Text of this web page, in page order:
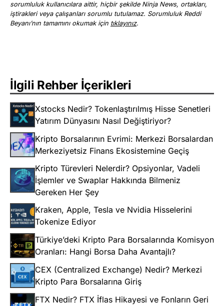
sorumluluk kullanıcılara aittir, hiçbir şekilde Ninja News, ortakları,
iştirakleri veya çalışanları sorumlu tutulamaz. Sorumluluk Reddi
Beyanı’nın tamamını okumak için tıklayınız.
İlgili Rehber İçerikleri
Xstocks Nedir? Tokenlaştırılmış Hisse Senetleri
Yatırım Dünyasını Nasıl Değiştiriyor?
Kripto Borsalarının Evrimi: Merkezi Borsalardan
Merkeziyetsiz Finans Ekosistemine Geçiş
Kripto Türevleri Nelerdir? Opsiyonlar, Vadeli
İşlemler ve Swaplar Hakkında Bilmeniz
Gereken Her Şey
Kraken, Apple, Tesla ve Nvidia Hisselerini
Tokenize Ediyor
Türkiye’deki Kripto Para Borsalarında Komisyon
Oranları: Hangi Borsa Daha Avantajlı?
CEX (Centralized Exchange) Nedir? Merkezi
Kripto Para Borsalarına Giriş
FTX Nedir? FTX İflas Hikayesi ve Fonların Geri